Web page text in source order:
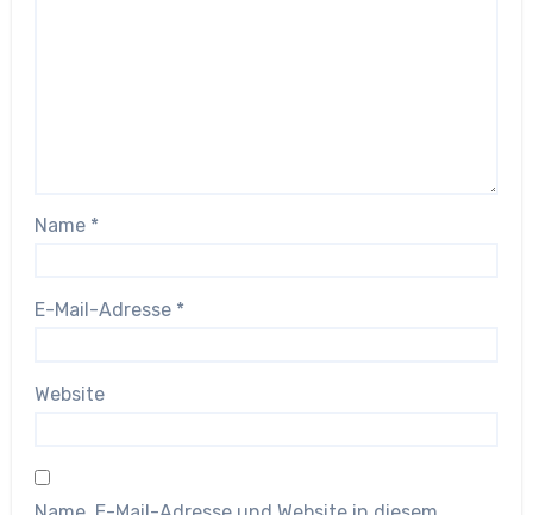
Name *
E-Mail-Adresse *
Website